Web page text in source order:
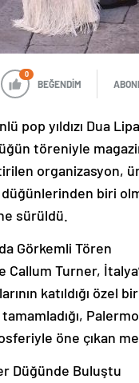
0
BEĞENDİM
pop yıldızı Dua
töreniyle
organizasyon,
biri
sürüldü.
Görkemli Tören
Callum Turner,
katıldığı
öne çıkan
Düğünde Buluştu